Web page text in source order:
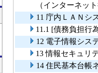
（インターネッ
11 庁内ＬＡＮシ
11.1 [債務負担行
12 電子情報シス
13 情報セキュリ
14 住民基本台帳